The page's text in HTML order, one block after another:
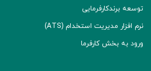
توسعه برند‌کارفرمایی
نرم افزار مدیریت استخدام (ATS)
ورود به بخش کارفرما